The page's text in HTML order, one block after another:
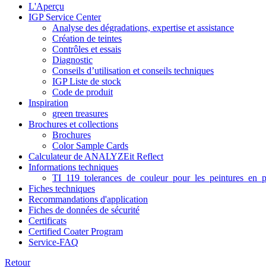
L'Aperçu
IGP Service Center
Analyse des dégradations, expertise et assistance
Création de teintes
Contrôles et essais
Diagnostic
Conseils d’utilisation et conseils techniques
IGP Liste de stock
Code de produit
Inspiration
green treasures
Brochures et collections
Brochures
Color Sample Cards
Calculateur de ANALYZEit Reflect
Informations techniques
Fiches techniques
Recommandations d'application
Fiches de données de sécurité
Certificats
Certified Coater Program
Service-FAQ
Retour